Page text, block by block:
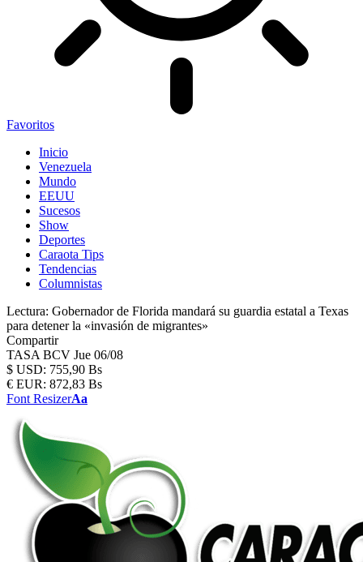
Favoritos
Inicio
Venezuela
Mundo
EEUU
Sucesos
Show
Deportes
Caraota Tips
Tendencias
Columnistas
Lectura: Gobernador de Florida mandará su guardia estatal a Texas
para detener la «invasión de migrantes»
Compartir
TASA BCV Jue 06/08
$ USD: 755,90 Bs
€ EUR: 872,83 Bs
Font ResizerAa